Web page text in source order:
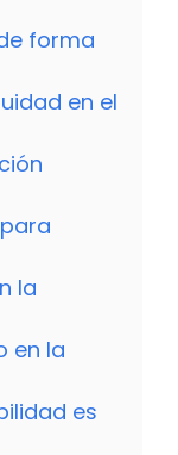
forma
en el
la
en la
es